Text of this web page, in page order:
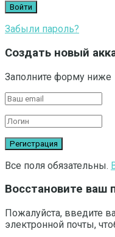
Забыли пароль?
Создать новый
Заполните форму ниже
Все поля обязательны.
Восстановите ваш
Пожалуйста, введите
электронной почты,